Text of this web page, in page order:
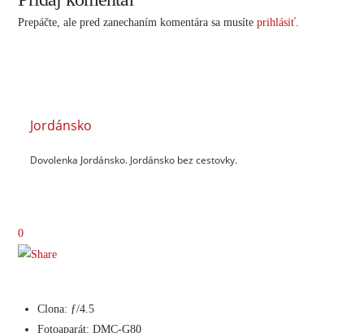
Prepáčte, ale pred zanechaním komentára sa musíteprihlásiť
Jordánsko
Dovolenka Jordánsko. Jordánsko bez cestovky.
0
Clona: ƒ/4.5
Fotoaparát: DMC-G80